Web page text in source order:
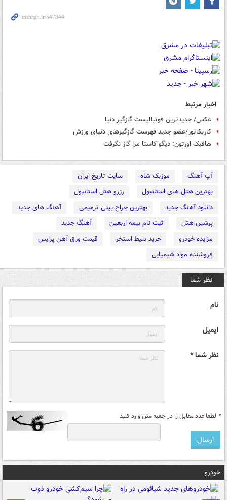
اخبار مرتبط
عکس/ جدیدترین فوتبالیست گازگیر دنیا
کاریکاتور/عضو جدید فهرست گازگیرهای دنیای ورزش
هافبک اورتون: دیگو کاستا مرا گاز نگرفت
آپ آهنگ موزیک شاه
سایت تاریخ ایران
بهترین هتل های استانبول
رزرو هتل استانبول
دانلود آهنگ جدید
بهترین جراح بینی ترمیمی
آهنگ های جدید
پرشین هتل
ثبت نام بیمه اربعین
آهنگ جدید
مزایده خودرو
خرید بلیط استخر
قیمت ورق آهن پرایس
فروشنده مواد شیمیایی
نظر شما
نام
ایمیل
نظر شما *
* لطفا عدد مقابل را در جعبه متن وارد کنید
خودرو